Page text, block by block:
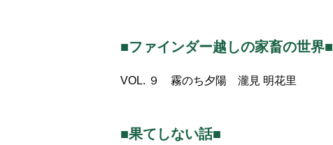
■ファインダー越しの家畜の世界■
VOL. ９ 霧のち夕陽 瀧見 明花里
■果てしない話■